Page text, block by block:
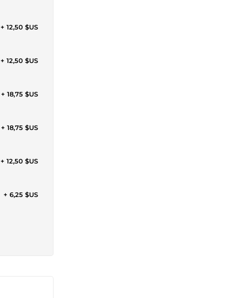
+ 12,50 $US
+ 12,50 $US
+ 18,75 $US
+ 18,75 $US
+ 12,50 $US
+ 6,25 $US